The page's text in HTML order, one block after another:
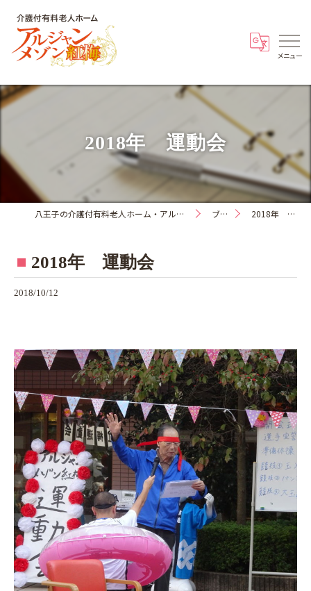
2018年 運動会
八王子の介護付有料老人ホーム・アルジャンメゾン紅梅 ブログ 2018年 運動会
2018年 運動会
2018/10/12